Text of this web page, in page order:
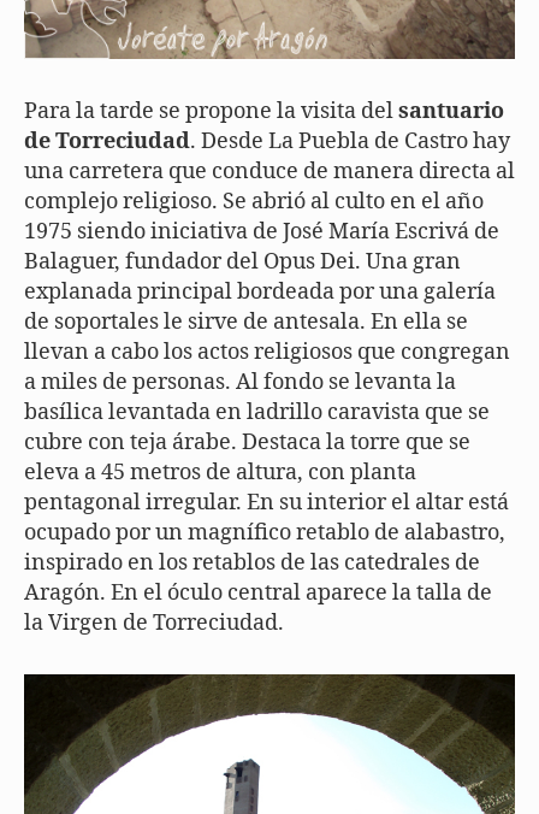
Para la tarde se propone la visita delsantuario
de Torreciudad. Desde La Puebla de Castro hay
una carretera que conduce de manera directa al
complejo religioso. Se abrió al culto en el año
1975 siendo iniciativa de José María Escrivá de
Balaguer, fundador del Opus Dei. Una gran
explanada principal bordeada por una galería
de soportales le sirve de antesala. En ella se
llevan a cabo los actos religiosos que congregan
a miles de personas. Al fondo se levanta la
basílica levantada en ladrillo caravista que se
cubre con teja árabe. Destaca la torre que se
eleva a 45 metros de altura, con planta
pentagonal irregular. En su interior el altar está
ocupado por un magnífico retablo de alabastro,
inspirado en los retablos de las catedrales de
Aragón. En el óculo central aparece la talla de
la Virgen de Torreciudad.